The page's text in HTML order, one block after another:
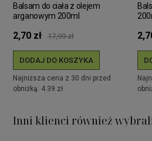
Balsam do ciała z olejem
arganowym 200ml
2,70 zł 17,99 zł
DODAJ DO KOSZYKA
Najniższa cena z 30 dni przed
obniżką: 4.39 zł
Inni klienci również